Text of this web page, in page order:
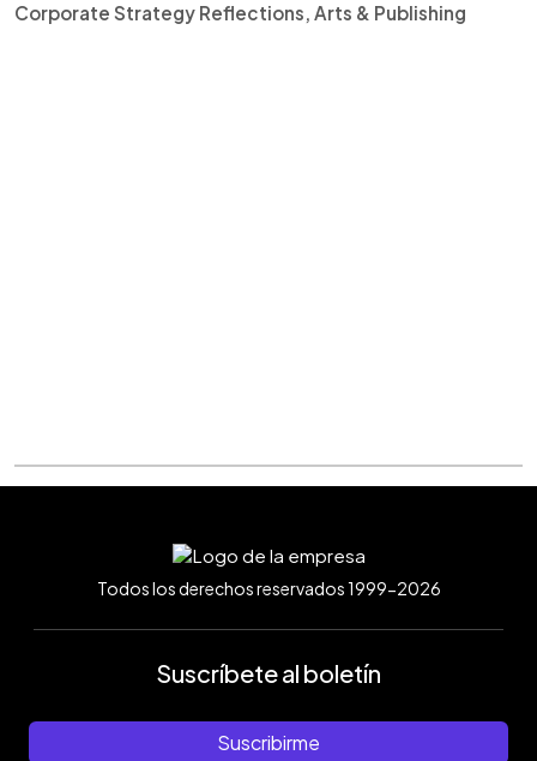
Corporate Strategy Reflections, Arts & Publishing
Todos los derechos reservados 1999-2026
Suscríbete al boletín
Suscribirme